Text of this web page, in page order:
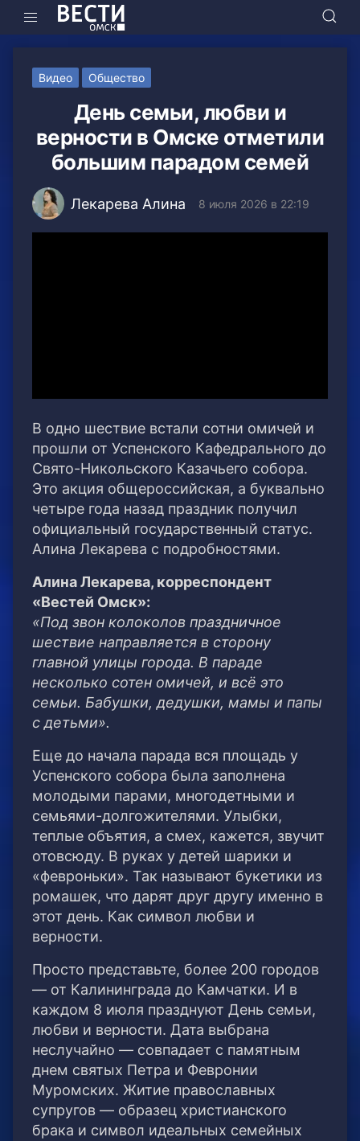
Видео Общество
День семьи, любви и
верности в Омске отметили
большим парадом семей
Лекарева Алина 8 июля 2026 в 22:19
В одно шествие встали сотни омичей и
прошли от Успенского Кафедрального до
Свято-Никольского Казачьего собора.
Это акция общероссийская, а буквально
четыре года назад праздник получил
официальный государственный статус.
Алина Лекарева с подробностями.
Алина Лекарева, корреспондент
«Вестей Омск»:
«Под звон колоколов праздничное
шествие направляется в сторону
главной улицы города. В параде
несколько сотен омичей, и всё это
семьи. Бабушки, дедушки, мамы и папы
с детьми».
Еще до начала парада вся площадь у
Успенского собора была заполнена
молодыми парами, многодетными и
семьями-долгожителями. Улыбки,
теплые объятия, а смех, кажется, звучит
отовсюду. В руках у детей шарики и
«февроньки». Так называют букетики из
ромашек, что дарят друг другу именно в
этот день. Как символ любви и
верности.
Просто представьте, более 200 городов
— от Калининграда до Камчатки. И в
каждом 8 июля празднуют День семьи,
любви и верности. Дата выбрана
неслучайно — совпадает с памятным
днем святых Петра и Февронии
Муромских. Житие православных
супругов — образец христианского
брака и символ идеальных семейных